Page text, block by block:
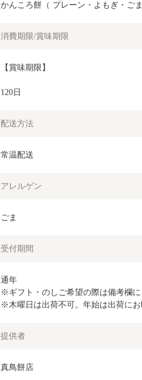
かんころ餅（ プレーン・よもぎ・ご
消費期限/賞味期限
【賞味期限】
120日
配送方法
常温配送
アレルゲン
ごま
受付期間
通年
※ギフト・のしご希望の際は備考欄に
※木曜日は出荷不可。年始は出荷にお
提供者
真鳥餅店